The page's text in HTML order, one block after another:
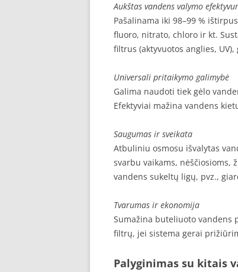
Aukštas vandens valymo
Pašalinama iki 98–99 %
fluoro, nitrato, chloro ir kt.
filtrus (aktyvuotos anglies,
Universali pritaikymo galimybė
Galima naudoti tiek gėlo
Efektyviai mažina vandens
Saugumas ir sveikata
Atbuliniu osmosu išvalytas
svarbu vaikams, nėščiosioms,
vandens sukeltų ligų, pvz.,
Tvarumas ir ekonomija
Sumažina buteliuoto vandens
filtrų, jei sistema gerai
Palyginimas su kitais